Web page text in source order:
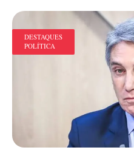
DESTAQUES
POLÍTICA